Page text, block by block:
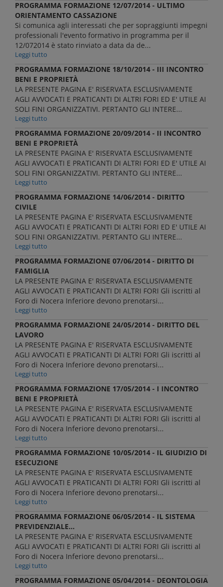
PROGRAMMA FORMAZIONE 12/07/2014 - ULTIMO
ORIENTAMENTO CASSAZIONE
Si comunica agli interessati che per sopraggiunti impegni
professionali l'evento formativo in programma per il
12/072014 è stato rinviato a data da de...
Leggi tutto
PROGRAMMA FORMAZIONE 18/10/2014 - III INCONTRO
BENI E PROPRIETÀ
LA PRESENTE PAGINA E' RISERVATA ESCLUSIVAMENTE
AGLI AVVOCATI E PRATICANTI DI ALTRI FORI ED E' UTILE AI
SOLI FINI ORGANIZZATIVI. PERTANTO GLI INTERE...
Leggi tutto
PROGRAMMA FORMAZIONE 20/09/2014 - II INCONTRO
BENI E PROPRIETÀ
LA PRESENTE PAGINA E' RISERVATA ESCLUSIVAMENTE
AGLI AVVOCATI E PRATICANTI DI ALTRI FORI ED E' UTILE AI
SOLI FINI ORGANIZZATIVI. PERTANTO GLI INTERE...
Leggi tutto
PROGRAMMA FORMAZIONE 14/06/2014 - DIRITTO
CIVILE
LA PRESENTE PAGINA E' RISERVATA ESCLUSIVAMENTE
AGLI AVVOCATI E PRATICANTI DI ALTRI FORI ED E' UTILE AI
SOLI FINI ORGANIZZATIVI. PERTANTO GLI INTERE...
Leggi tutto
PROGRAMMA FORMAZIONE 07/06/2014 - DIRITTO DI
FAMIGLIA
LA PRESENTE PAGINA E' RISERVATA ESCLUSIVAMENTE
AGLI AVVOCATI E PRATICANTI DI ALTRI FORI Gli iscritti al
Foro di Nocera Inferiore devono prenotarsi...
Leggi tutto
PROGRAMMA FORMAZIONE 24/05/2014 - DIRITTO DEL
LAVORO
LA PRESENTE PAGINA E' RISERVATA ESCLUSIVAMENTE
AGLI AVVOCATI E PRATICANTI DI ALTRI FORI Gli iscritti al
Foro di Nocera Inferiore devono prenotarsi...
Leggi tutto
PROGRAMMA FORMAZIONE 17/05/2014 - I INCONTRO
BENI E PROPRIETÀ
LA PRESENTE PAGINA E' RISERVATA ESCLUSIVAMENTE
AGLI AVVOCATI E PRATICANTI DI ALTRI FORI Gli iscritti al
Foro di Nocera Inferiore devono prenotarsi...
Leggi tutto
PROGRAMMA FORMAZIONE 10/05/2014 - IL GIUDIZIO DI
ESECUZIONE
LA PRESENTE PAGINA E' RISERVATA ESCLUSIVAMENTE
AGLI AVVOCATI E PRATICANTI DI ALTRI FORI Gli iscritti al
Foro di Nocera Inferiore devono prenotarsi...
Leggi tutto
PROGRAMMA FORMAZIONE 06/05/2014 - IL SISTEMA
PREVIDENZIALE...
LA PRESENTE PAGINA E' RISERVATA ESCLUSIVAMENTE
AGLI AVVOCATI E PRATICANTI DI ALTRI FORI Gli iscritti al
Foro di Nocera Inferiore devono prenotarsi...
Leggi tutto
PROGRAMMA FORMAZIONE 05/04/2014 - DEONTOLOGIA